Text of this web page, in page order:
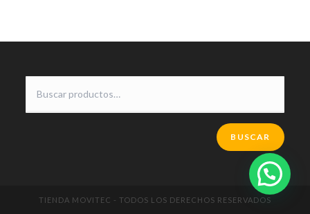
BUSCAR
TIENDA MOVITEC - TODOS LOS DERECHOS RESERVADOS